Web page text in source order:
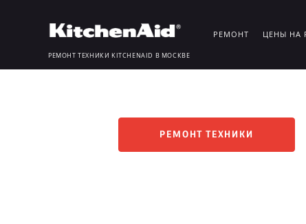
РЕМОНТ ТЕХНИКИ KITCHENAID В МОСКВЕ
РЕМОНТ ЦЕНЫ НА
РЕМОНТ ТЕХНИКИ